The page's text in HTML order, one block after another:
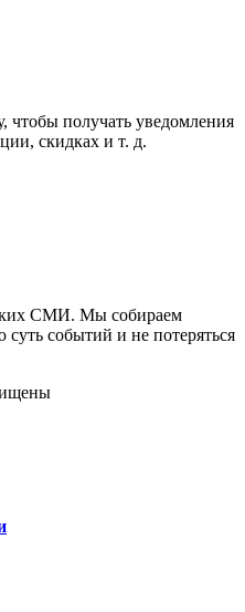
получать уведомления
скидках и т. д.
СМИ. Мы собираем
событий и не потеряться